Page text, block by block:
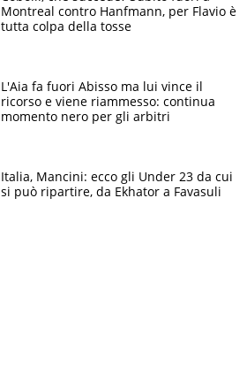
Montreal contro Hanfmann, per Flavio è
tutta colpa della tosse
L'Aia fa fuori Abisso ma lui vince il
ricorso e viene riammesso: continua
momento nero per gli arbitri
Italia, Mancini: ecco gli Under 23 da cui
si può ripartire, da Ekhator a Favasuli